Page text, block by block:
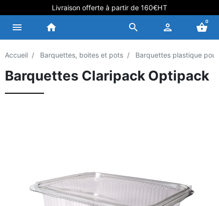
Livraison offerte à partir de 160€HT
menu home search person shopping_basket
0
Accueil Barquettes, boites et pots Barquettes plastique
Barquettes Claripack Optipack